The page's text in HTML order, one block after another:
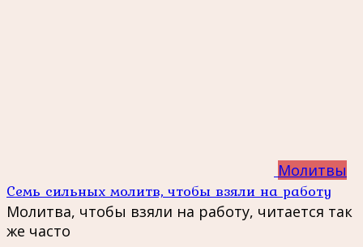
Молитвы
Семь сильных молитв, чтобы взяли на работу
Молитва, чтобы взяли на работу, читается так
же часто